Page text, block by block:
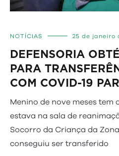
NOTÍCIAS 25 de janeiro
DEFENSORIA
PARA
COM COVID-19
Menino de nove meses tem
estava na sala de
Socorro da Criança da
conseguiu ser transferido